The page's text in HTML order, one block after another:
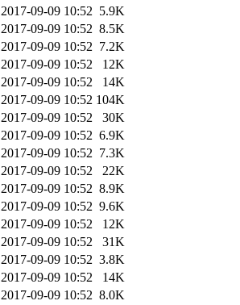
2017-09-09 10:52 5.9K
2017-09-09 10:52 8.5K
2017-09-09 10:52 7.2K
2017-09-09 10:52
12K
2017-09-09 10:52
14K
2017-09-09 10:52 104K
2017-09-09 10:52
30K
2017-09-09 10:52 6.9K
2017-09-09 10:52 7.3K
2017-09-09 10:52
22K
2017-09-09 10:52 8.9K
2017-09-09 10:52 9.6K
2017-09-09 10:52
12K
2017-09-09 10:52
31K
2017-09-09 10:52 3.8K
2017-09-09 10:52
14K
2017-09-09 10:52 8.0K